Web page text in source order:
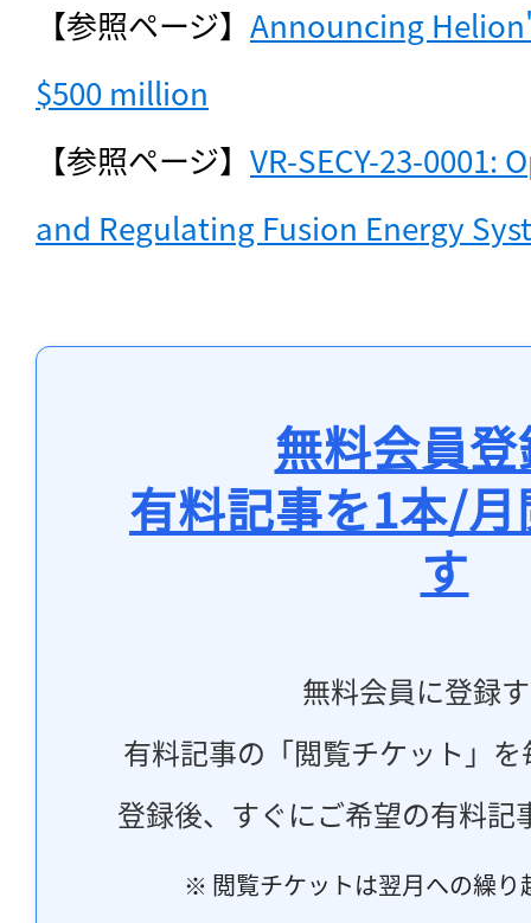
【参照ページ】 Announcing
$500 million
【参照ページ】 VR-SECY-23-0001:
and Regulating Fusion Energy
無料会員
有料記事を1本/
す
無料会員に登録
有料記事の「閲覧チケット」
登録後、すぐにご希望の有料記
※ 閲覧チケットは翌月への繰り